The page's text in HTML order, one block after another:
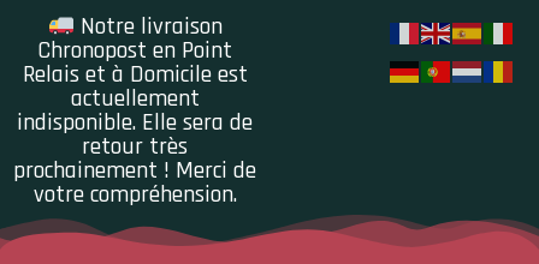
Notre livraison
Chronopost en Point
Relais et à Domicile est
actuellement
indisponible. Elle sera de
retour très
prochainement ! Merci de
votre compréhension.